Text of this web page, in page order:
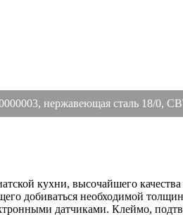
нержавеющая сталь 18/0,
кухни, высочайшего
добиваться необходимой
датчиками. Клеймо,